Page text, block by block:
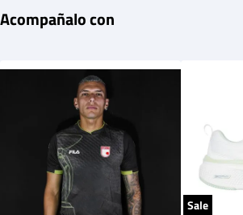
Acompañalo con
Sale